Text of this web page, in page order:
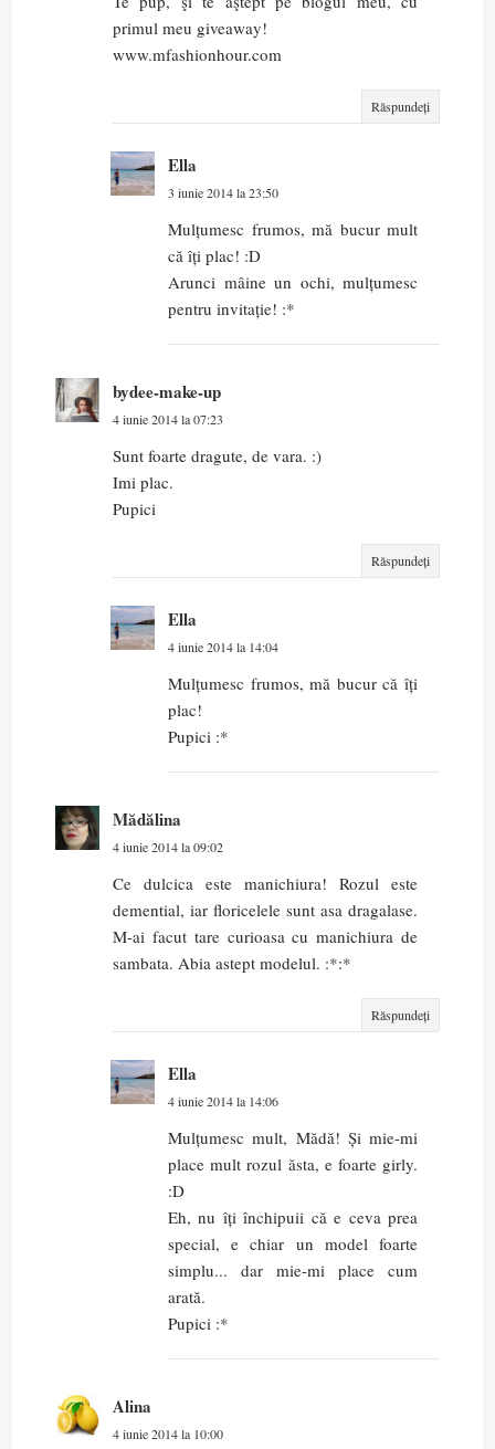
primul meu giveaway!
www.mfashionhour.com
Răspundeți
Ella
3 iunie 2014 la 23:50
Mulțumesc frumos, mă bucur mult
că îți plac! :D
Arunci mâine un ochi, mulțumesc
pentru invitație! :*
bydee-make-up
4 iunie 2014 la 07:23
Sunt foarte dragute, de vara. :)
Imi plac.
Pupici
Răspundeți
Ella
4 iunie 2014 la 14:04
Mulțumesc frumos, mă bucur că îți
plac!
Pupici :*
Mădălina
4 iunie 2014 la 09:02
Ce dulcica este manichiura! Rozul este
demential, iar floricelele sunt asa dragalase.
M-ai facut tare curioasa cu manichiura de
sambata. Abia astept modelul. :*:*
Răspundeți
Ella
4 iunie 2014 la 14:06
Mulțumesc mult, Mădă! Și mie-mi
place mult rozul ăsta, e foarte girly.
:D
Eh, nu îți închipuii că e ceva prea
special, e chiar un model foarte
simplu... dar mie-mi place cum
arată.
Pupici :*
Alina
4 iunie 2014 la 10:00